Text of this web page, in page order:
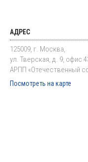
АДРЕС
125009, г. Москва,
ул. Тверская, д. 9, офис
АРПП «Отечественный
Посмотреть на карте